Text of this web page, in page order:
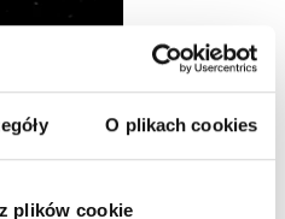
O plikach cookies
plików cookie